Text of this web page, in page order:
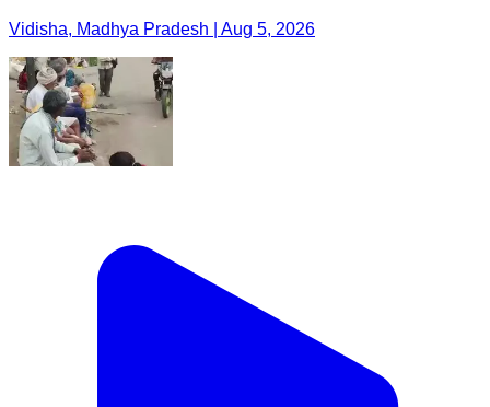
Vidisha, Madhya Pradesh | Aug 5, 2026